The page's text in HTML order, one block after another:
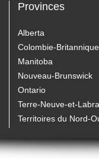
Provinces
Alberta
Colombie-Britannique
Manitoba
Nouveau-Brunswick
Ontario
Terre-Neuve-et-
Territoires du Nord-